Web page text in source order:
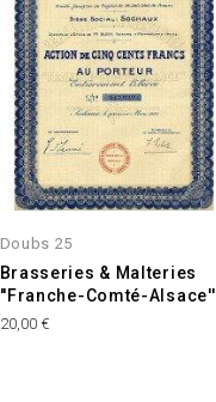
Doubs 25
Brasseries & Malteries
''Franche-Comté-Alsace''
Prix
20,00 €